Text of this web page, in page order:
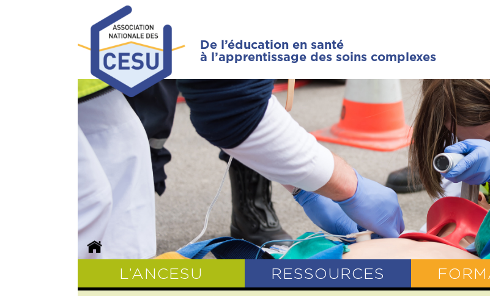
De l’éducation en santé
à l’apprentissage des soins complexes
L’ANCESU RESSOURCES